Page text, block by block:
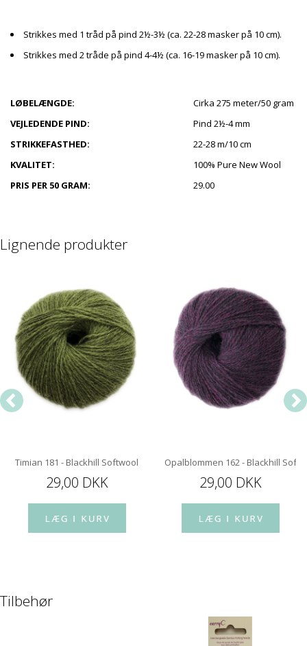
Strikkes med 1 tråd på pind 2½-3½ (ca. 22-28 masker på 10 cm).
Strikkes med 2 tråde på pind 4-4½ (ca. 16-19 masker på 10 cm).
LØBELÆNGDE:
VEJLEDENDE PIND:
STRIKKEFASTHED:
KVALITET:
PRIS PER 50 GRAM:
Cirka 275 meter/50 gram
Pind 2½-4 mm
22-28 m/10 cm
100% Pure New Wool
29.00
Lignende produkter
Timian 181 - Blackhill Softwool
29,00 DKK
Opalblommen 162 - Blackhill
29,00 DKK
Tilbehør